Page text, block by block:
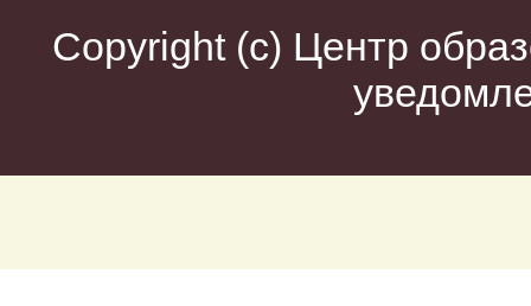
Copyright (c) Центр